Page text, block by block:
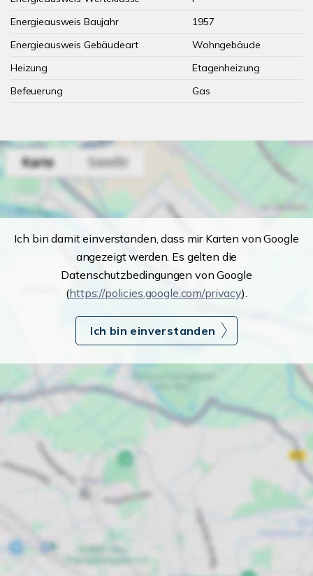
Energieausweis Baujahr
1957
Energieausweis Gebäudeart
Wohngebäude
Heizung
Etagenheizung
Befeuerung
Gas
Ich bin damit einverstanden, dass mir Karten von Google
angezeigt werden. Es gelten die
Datenschutzbedingungen von Google
(https://policies.google.com/privacy).
Ich bin einverstanden